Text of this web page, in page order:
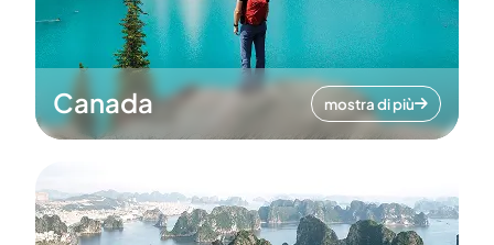
Canada mostra di più